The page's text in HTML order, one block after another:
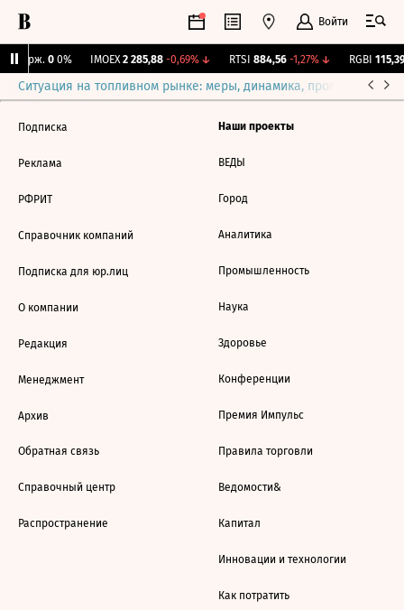
Войти
Бирж. 0 0% IMOEX 2 285,88 -0,69%↓ RTSI 884,56 -1,27%↓ RGBI 115,39
Ситуация на топливном рынке: меры, динамика, прогнозы
Подписка
Реклама
РФРИТ
Справочник компаний
Подписка для юр.лиц
О компании
Редакция
Менеджмент
Архив
Обратная связь
Справочный центр
Распространение
Наши проекты
ВЕДЫ
Город
Аналитика
Промышленность
Наука
Здоровье
Конференции
Премия Импульс
Правила торговли
Ведомости&
Капитал
Инновации и технологии
Как потратить